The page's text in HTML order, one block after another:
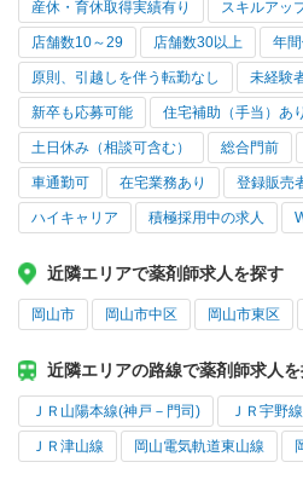
産休・育休取得実績有り スキルアッ
店舗数10～29 店舗数30以上 年
原則、引越しを伴う転勤なし 未経験
新卒も応募可能 住宅補助（手当）あり
土日休み（相談可含む） 総合門前
車通勤可 在宅業務あり 登録販売
ハイキャリア 積極採用中の求人
近隣エリアで薬剤師求人を探す
岡山市 岡山市中区 岡山市東区
近隣エリアの路線で薬剤師求人
ＪＲ山陽本線(神戸－門司) ＪＲ宇野線
ＪＲ津山線 岡山電気軌道東山線